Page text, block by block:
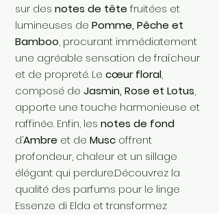
sur des notes de tête fruitées et
lumineuses de Pomme, Pêche et
Bamboo, procurant immédiatement
une agréable sensation de fraîcheur
et de propreté. Le cœur floral,
composé de Jasmin, Rose et Lotus,
apporte une touche harmonieuse et
raffinée. Enfin, les notes de fond
d’Ambre et de Musc offrent
profondeur, chaleur et un sillage
élégant qui perdure.Découvrez la
qualité des parfums pour le linge
Essenze di Elda et transformez